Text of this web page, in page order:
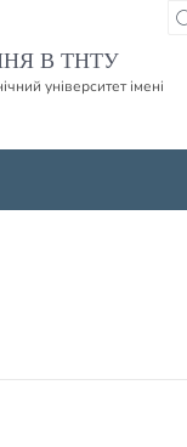
В ТНТУ
університет імені